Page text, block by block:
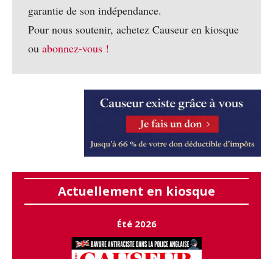
garantie de son indépendance.
Pour nous soutenir, achetez Causeur en kiosque
ou abonnez-vous !
Actuellement en kiosque
Été 2026